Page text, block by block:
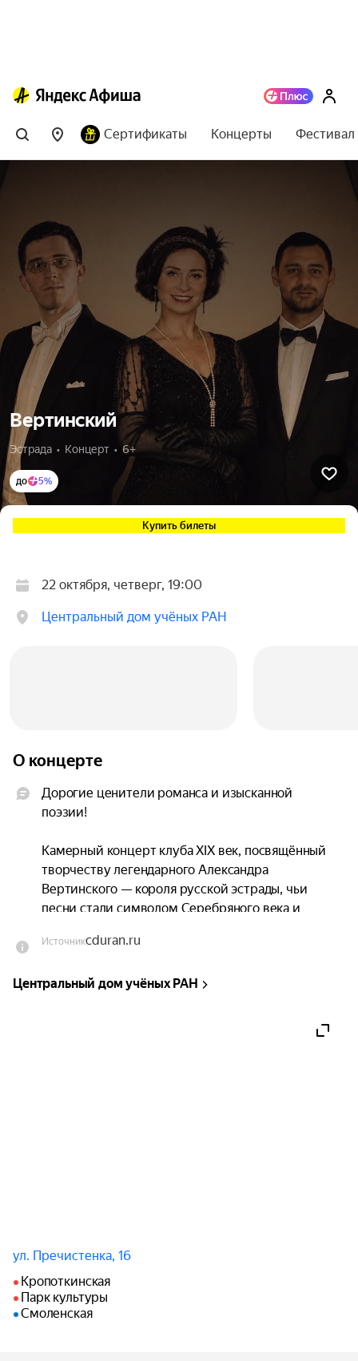
Сертификаты Концерты
Вертинский
Эстрада  •  Концерт  •  6+
до 5%
Купить билеты
22 октября, четверг, 19:00
Центральный дом учёных РАН
О концерте
Дорогие ценители романса и изысканной
поэзии!
Камерный концерт клуба XIX век, посвящённый
творчеству легендарного Александра
Вертинского — короля русской эстрады, чьи
песни стали символом Серебряного века и
романсы:
Источникcduran.ru
Центральный дом учёных РАН
ул. Пречистенка, 16
Кропоткинская
Парк культуры
Смоленская